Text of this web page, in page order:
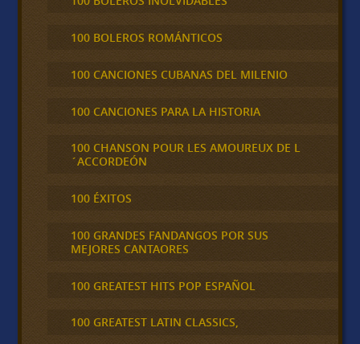
100 BOLEROS ROMÁNTICOS
100 CANCIONES CUBANAS DEL MILENIO
100 CANCIONES PARA LA HISTORIA
100 CHANSON POUR LES AMOUREUX DE L
´ACCORDEÓN
100 ÉXITOS
100 GRANDES FANDANGOS POR SUS
MEJORES CANTAORES
100 GREATEST HITS POP ESPAÑOL
100 GREATEST LATIN CLASSICS,